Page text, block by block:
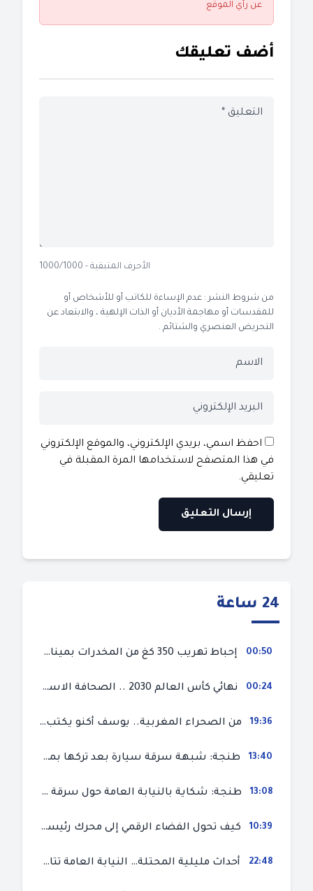
عن رأي الموقع
أضف تعليقك
الأحرف المتبقية - 1000/1000
من شروط النشر : عدم الإساءة للكاتب أو للأشخاص أو
للمقدسات أو مهاجمة الأديان أو الذات الإلهية ، والابتعاد عن
التحريض العنصري والشتائم .
احفظ اسمي، بريدي الإلكتروني، والموقع الإلكتروني
في هذا المتصفح لاستخدامها المرة المقبلة في
تعليقي.
24 ساعة
00:50 إحباط تهريب 350 كغ من المخدرات بميناء طنجة المتوسط
00:24 نهائي كأس العالم 2030 .. الصحافة الاسبانية قلقة من حسم الملف لصالح المغرب و”تتهم رئيس الفيفا”
19:36 من الصحراء المغربية.. يوسف أكنو يكتب عن أزمة سبتة المحتلة ويؤكد ان الهجرة السرية ليست حلا وبناء الوطن هو الخيار الأفضل
13:40 طنجة: شبهة سرقة سيارة بعد تركها بمحل ميكانيك للإصلاح
13:08 طنجة: شكاية بالنيابة العامة حول سرقة سيارة تركها صاحبها بمحل ميكانيك للإصلاح
10:39 كيف تحول الفضاء الرقمي إلى محرك رئيسي لأحداث الهجرة في سبتة؟
22:48 أحداث مليلية المحتلة… النيابة العامة تتابع 50 متورطا في محاولة اقتحام السياح الحدودي بتهم ثقيلة